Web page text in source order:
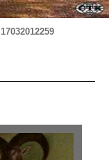
17032012259